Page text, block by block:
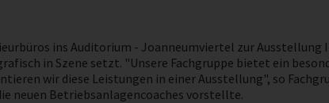
ins Auditorium - Joanneumviertel zur Ausstellung
in Szene setzt. "Unsere Fachgruppe bietet ein
wir diese Leistungen in einer Ausstellung", so
neuen Betriebsanlagencoaches vorstellte.